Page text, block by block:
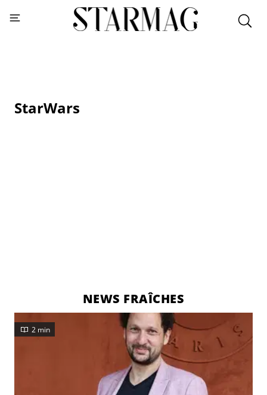
StarWars
NEWS FRAÎCHES
2 min